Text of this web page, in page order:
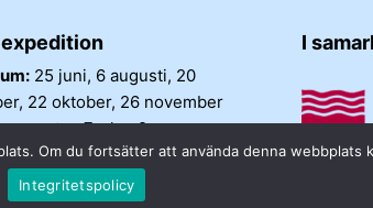
25 juni, 6 augusti, 20
22 oktober, 26 november
7, plan 2
I
Om du fortsätter att använda denna webbplats
Integritetspolicy